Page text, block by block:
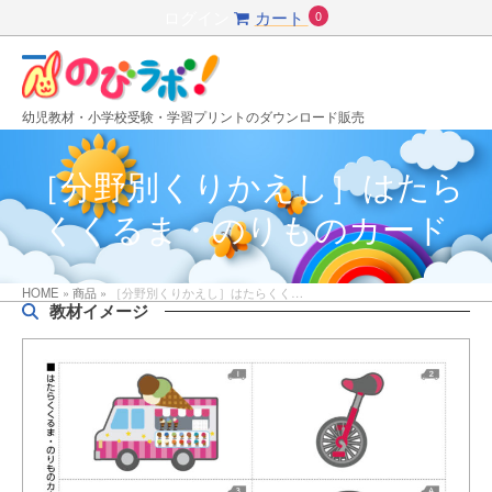
to
content
カート 0
モ
バ
ル
ニ
ュ
ー
モ
バ
ル
ニ
ュ
ー
幼児教材・小学校受験・学習プリントのダウンロード販売
［分野別くりかえし］はたら
くくるま・のりものカード
HOME » 商品 » ［分野別くりかえし］はたらくく…
教材イメージ
right